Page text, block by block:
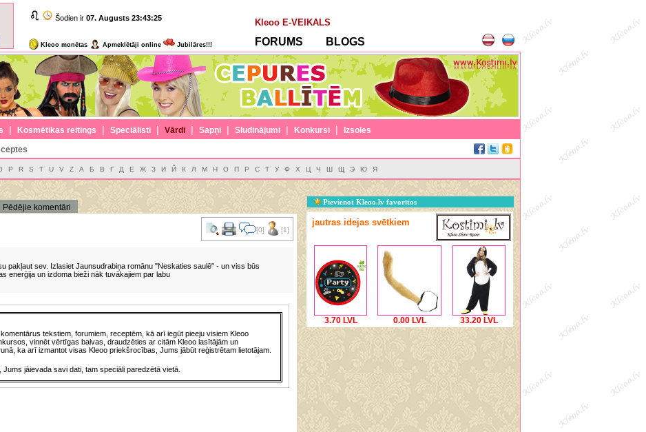
Šodien ir 07. Augusts 23:43:26
Kleoo monētas Apmeklētāji online Jubilāres!!!
Kleoo E-VEIKALS
FORUMS BLOGS
| Kosmētikas reitings | Speciālisti | Vārdi | Sapņi | Sludinājumi | Konkursi |
Izsoles
P R S T U V Z А Б В Г Д Е Ж З И Й К Л М Н О П Р С Т У Ф Х Ц Ч Ш Щ Э Ю Я
Pēdējie komentāri
[0] [1]
pakļaut sev. Izlasiet Jaunsudrabiņa romānu "Neskaties saulē" - un viss būs
enerģija un izdoma bieži nāk tuvākajiem par labu
tekstiem, forumiem, receptēm, kā arī iegūt pieeju visiem Kleoo
vinnēt vērtīgas balvas, draudzēties ar citām Kleoo lasītājām un
ka arī izmantot visas Kleoo priekšrocības, Jums jābūt reģistrētam lietotājam.
jāievada savi dati, tam speciāli paredzētā vietā.
Pievienot Kleoo.lv favorītos
jautras idejas svētkiem
3.70 LVL 0.00 LVL 33.20 LVL